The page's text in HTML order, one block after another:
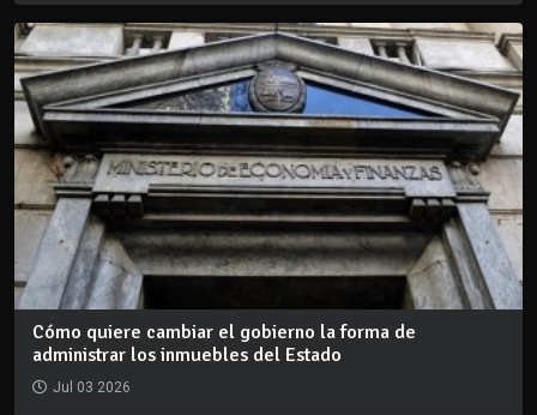
Cómo quiere cambiar el gobierno la forma de
administrar los inmuebles del Estado
Jul 03 2026